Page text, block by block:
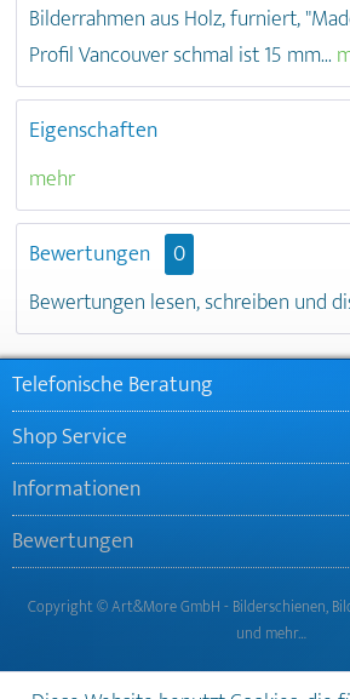
Bilderrahmen aus Holz, furniert,
Profil Vancouver schmal ist 15 mm...
Eigenschaften
mehr
Bewertungen
0
Bewertungen lesen, schreiben und
Telefonische Beratung
Shop Service
Informationen
Bewertungen
Copyright © Art&More GmbH - Bilderschienen,
und mehr…